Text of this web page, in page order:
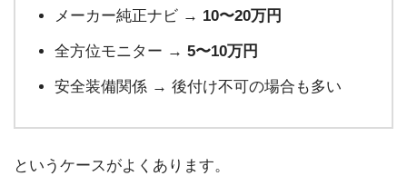
メーカー純正ナビ → 10〜20万円
全方位モニター → 5〜10万円
安全装備関係 → 後付け不可の場合も多い
というケースがよくあります。